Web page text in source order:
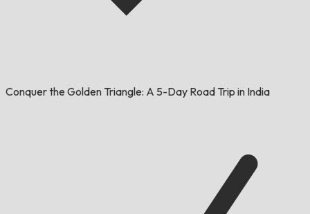
Conquer the Golden Triangle: A 5-Day Road Trip in India